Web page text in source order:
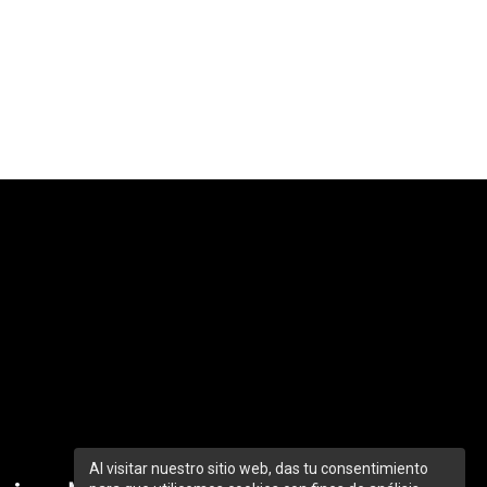
Al visitar nuestro sitio web, das tu consentimiento